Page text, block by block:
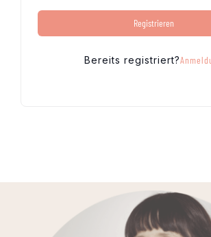
Registrieren
Bereits registriert?